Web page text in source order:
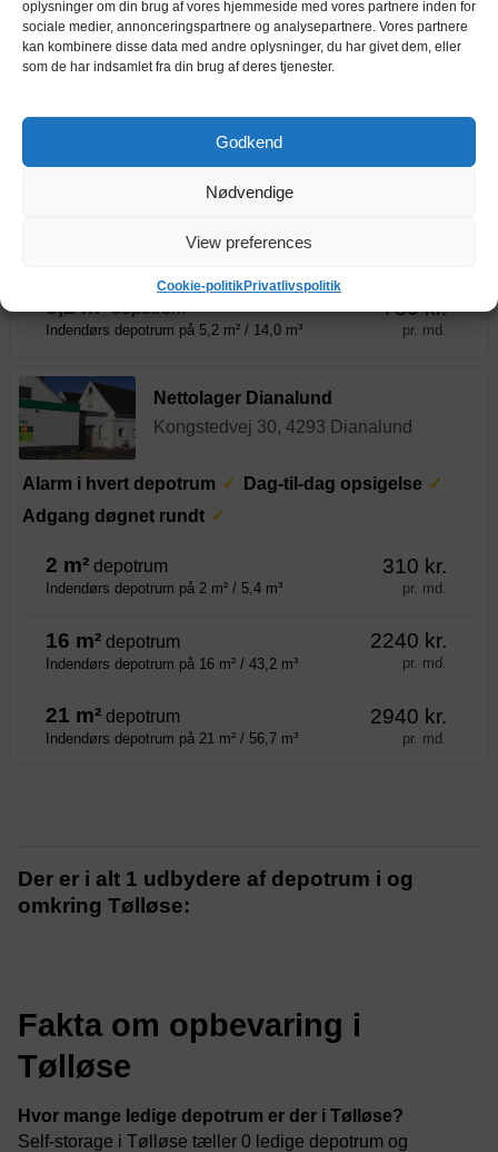
oplysninger om din brug af vores hjemmeside med vores partnere inden for
sociale medier, annonceringspartnere og analysepartnere. Vores partnere
kan kombinere disse data med andre oplysninger, du har givet dem, eller
som de har indsamlet fra din brug af deres tjenester.
Godkend
Nødvendige
View preferences
Cookie-politikPrivatlivspolitik
3,1 m²depotrum
Indendørs depotrum på 3,1 m² / 8,4 m³
495 kr.
Nettolager Ringsted, Benløse Skel
Benløse Skel 20, 4100 Ringsted
5,2 m²depotrum
Indendørs depotrum på 5,2 m² / 14,0 m³
780 kr.
pr. md.
Nettolager Dianalund
Kongstedvej 30, 4293 Dianalund
Alarm i hvert depotrum
Dag-til-dag opsigelse
Adgang døgnet rundt
2 m² depotrum
Indendørs depotrum på 2 m² / 5,4 m³
310 kr.
pr. md.
16 m² depotrum
Indendørs depotrum på 16 m² / 43,2 m³
2240 kr.
pr. md.
21 m² depotrum
Indendørs depotrum på 21 m² / 56,7 m³
2940 kr.
pr. md.
Der er i alt 1 udbydere af depotrum i og
omkring Tølløse:
Fakta om opbevaring i
Tølløse
Hvor mange ledige depotrum er der i Tølløse?
Self-storage i Tølløse tæller 0 ledige depotrum og